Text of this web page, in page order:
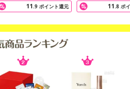
なつるつる肌へ！
本
セリン、（アクリレーツ／アクリル
スポリマー、ジココジモニウムクロリ
ロミド、アスコルビルグルコシド、パ
酸3Na、ピスグリセリルアスコルビン
11.9 ポイント還元 11.8 ポ